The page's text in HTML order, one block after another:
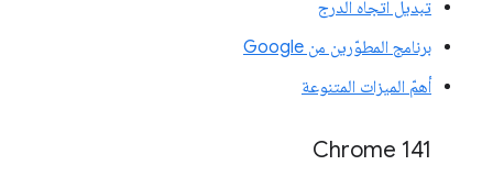
تبديل اتجاه الدرج
برنامج المطوّرين من Google
أهمّ الميزات المتنوعة
‫Chrome 141